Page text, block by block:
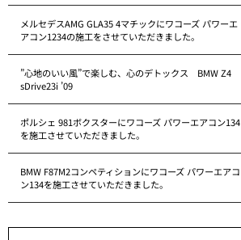
メルセデスAMG GLA35 4マチックにワコーズ パワーエ
アコン1234の施工をさせていただきました。
”心地のいい風”で楽しむ、心のデトックス BMW Z4
sDrive23i ’09
ポルシェ 981ボクスターにワコーズ パワーエアコン134
を施工させていただきました。
BMW F87M2コンペティションにワコーズ パワーエアコ
ン134を施工させていただきました。